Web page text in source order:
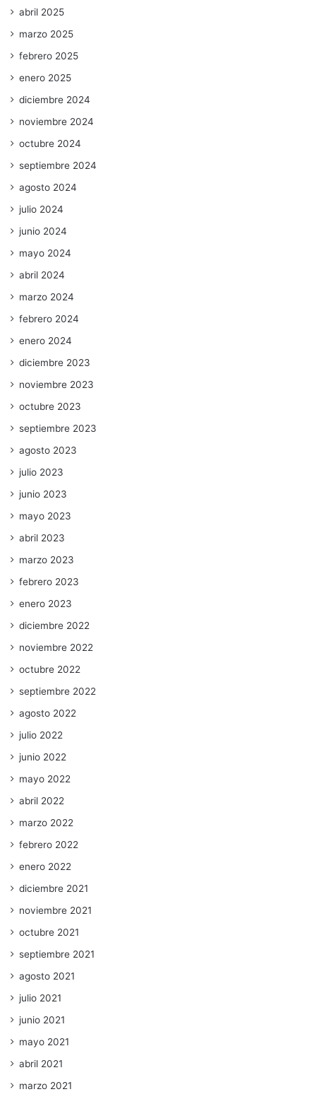
abril 2025
marzo 2025
febrero 2025
enero 2025
diciembre 2024
noviembre 2024
octubre 2024
septiembre 2024
agosto 2024
julio 2024
junio 2024
mayo 2024
abril 2024
marzo 2024
febrero 2024
enero 2024
diciembre 2023
noviembre 2023
octubre 2023
septiembre 2023
agosto 2023
julio 2023
junio 2023
mayo 2023
abril 2023
marzo 2023
febrero 2023
enero 2023
diciembre 2022
noviembre 2022
octubre 2022
septiembre 2022
agosto 2022
julio 2022
junio 2022
mayo 2022
abril 2022
marzo 2022
febrero 2022
enero 2022
diciembre 2021
noviembre 2021
octubre 2021
septiembre 2021
agosto 2021
julio 2021
junio 2021
mayo 2021
abril 2021
marzo 2021